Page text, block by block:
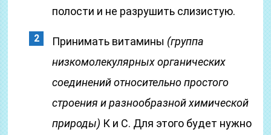
полости и не разрушить слизистую.
Принимать витамины (группа
низкомолекулярных органических
соединений относительно простого
строения и разнообразной химической
природы) К и C. Для этого будет нужно